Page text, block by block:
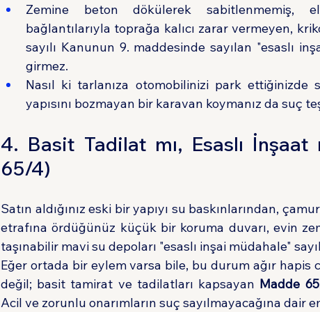
Zemine beton dökülerek sabitlenmemiş,
bağlantılarıyla toprağa kalıcı zarar vermeyen,
sayılı Kanunun 9. maddesinde sayılan "esaslı
girmez.
Nasıl ki tarlanıza otomobilinizi park ettiğinizde
yapısını bozmayan bir karavan koymanız da suç
4. Basit Tadilat mı, Esaslı
65/4)
Satın aldığınız eski bir yapıyı su baskınlarından,
etrafına ördüğünüz küçük bir koruma duvarı, evin
taşınabilir mavi su depoları "esaslı inşai müdahale"
Eğer ortada bir eylem varsa bile, bu durum ağır hapis
değil; basit tamirat ve tadilatları kapsayan Madde
Acil ve zorunlu onarımların suç sayılmayacağına dair